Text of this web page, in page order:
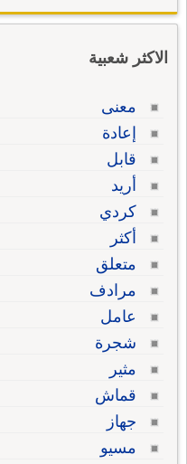
الاكثر شعبية
معنى
إعادة
قابل
أريد
كردي
أكثر
متعلق
مرادف
عامل
شجرة
مثير
قماش
جهاز
مسيو